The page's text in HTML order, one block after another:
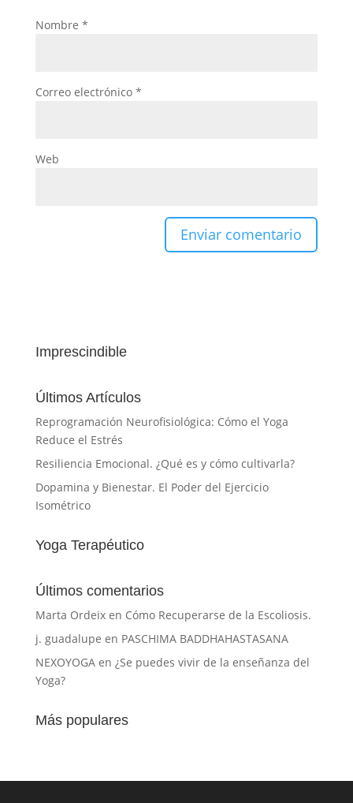
Nombre *
Correo electrónico *
Web
Imprescindible
Últimos Artículos
Reprogramación Neurofisiológica: Cómo el Yoga
Reduce el Estrés
Resiliencia Emocional. ¿Qué es y cómo cultivarla?
Dopamina y Bienestar. El Poder del Ejercicio
Isométrico
Yoga Terapéutico
Últimos comentarios
Marta Ordeixen Cómo Recuperarse de la Escoliosis.
j. guadalupe en PASCHIMA BADDHAHASTASANA
NEXOYOGAen ¿Se puedes vivir de la enseñanza del
Yoga?
Más populares